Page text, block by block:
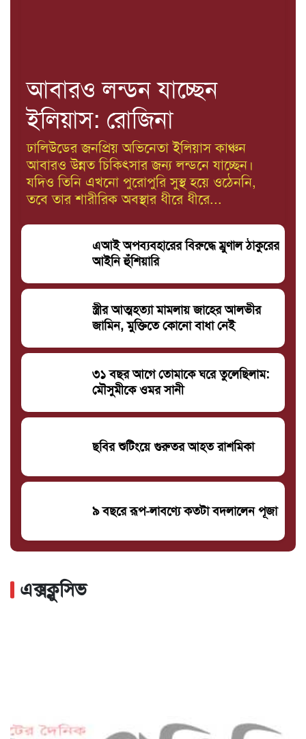
আবারও লন্ডন যাচ্ছেন
ইলিয়াস: রোজিনা
ঢালিউডের জনপ্রিয় অভিনেতা ইলিয়াস কাঞ্চন
আবারও উন্নত চিকিৎসার জন্য লন্ডনে যাচ্ছেন।
যদিও তিনি এখনো পুরোপুরি সুস্থ হয়ে ওঠেননি,
তবে তার শারীরিক অবস্থার ধীরে ধীরে...
এআই অপব্যবহারের বিরুদ্ধে ম্রুণাল ঠাকুরের
আইনি হুঁশিয়ারি
স্ত্রীর আত্মহত্যা মামলায় জাহের আলভীর
জামিন, মুক্তিতে কোনো বাধা নেই
৩১ বছর আগে তোমাকে ঘরে তুলেছিলাম:
মৌসুমীকে ওমর সানী
ছবির শুটিংয়ে গুরুতর আহত রাশমিকা
৯ বছরে রূপ-লাবণ্যে কতটা বদলালেন পূজা
এক্সক্লুসিভ